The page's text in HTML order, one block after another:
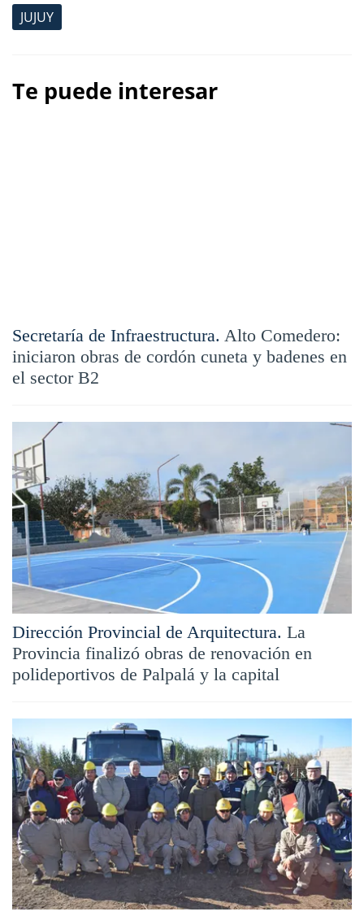
JUJUY
Te puede interesar
Secretaría de Infraestructura. Alto Comedero:
iniciaron obras de cordón cuneta y badenes en
el sector B2
Dirección Provincial de Arquitectura. La
Provincia finalizó obras de renovación en
polideportivos de Palpalá y la capital